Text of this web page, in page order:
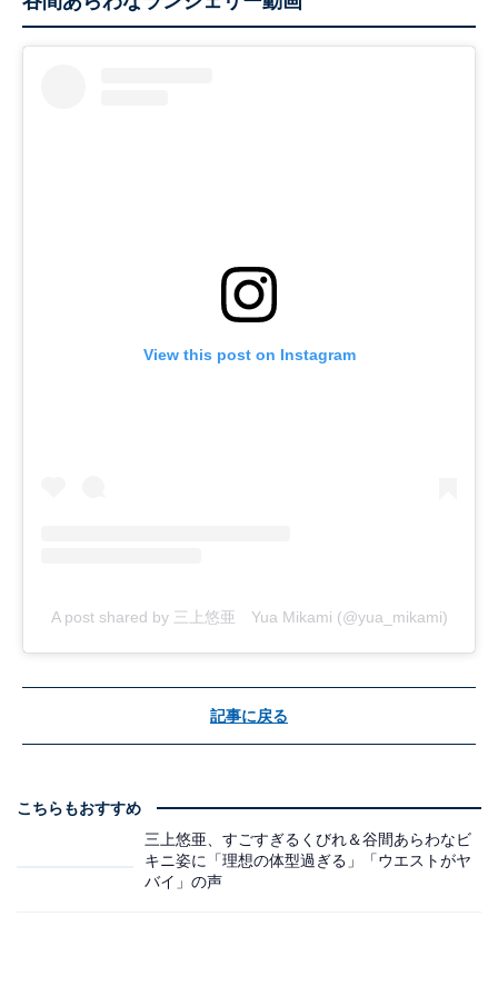
View this post on Instagram
A post shared by 三上悠亜 Yua Mikami (@yua_mikami)
記事に戻る
こちらもおすすめ
三上悠亜、すごすぎるくびれ＆谷間あらわなビ
キニ姿に「理想の体型過ぎる」「ウエストがヤ
バイ」の声